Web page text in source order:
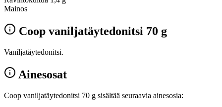
Mainos
Coop vaniljatäytedonitsi 70 g
Vaniljatäytedonitsi.
Ainesosat
Coop vaniljatäytedonitsi 70 g sisältää seuraavia ainesosia: